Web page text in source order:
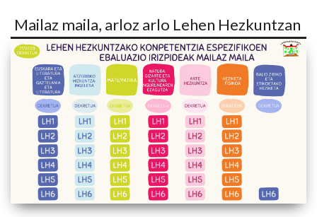
Mailaz maila, arloz arlo Lehen Hezkuntzan